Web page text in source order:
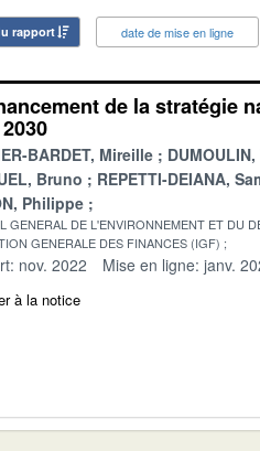
rapport date de mise en ligne
de la stratégie
BARDET, Mireille
Bruno
REPETTI-DEIANA,
Philippe
GENERAL DE L'ENVIRONNEMENT ET DU
GENERALE DES FINANCES (IGF)
nov. 2022 Mise en ligne: janv.
à la notice